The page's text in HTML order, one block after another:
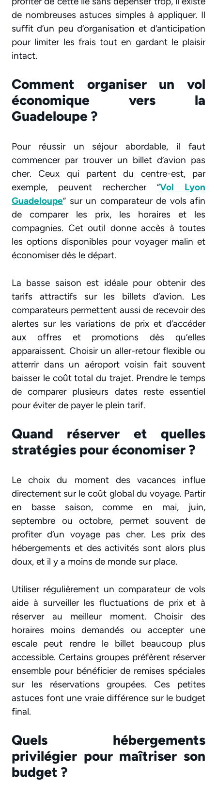
de nombreuses astuces simples à appliquer. Il
suffit d’un peu d’organisation et d’anticipation
pour limiter les frais tout en gardant le plaisir
intact.
Comment organiser un vol
économique vers la
Guadeloupe ?
Pour réussir un séjour abordable, il faut
commencer par trouver un billet d’avion pas
cher. Ceux qui partent du centre-est, par
exemple, peuvent rechercher “Vol Lyon
Guadeloupe” sur un comparateur de vols afin
de comparer les prix, les horaires et les
compagnies. Cet outil donne accès à toutes
les options disponibles pour voyager malin et
économiser dès le départ.
La basse saison est idéale pour obtenir des
tarifs attractifs sur les billets d’avion. Les
comparateurs permettent aussi de recevoir des
alertes sur les variations de prix et d’accéder
aux offres et promotions dès qu’elles
apparaissent. Choisir un aller-retour flexible ou
atterrir dans un aéroport voisin fait souvent
baisser le coût total du trajet. Prendre le temps
de comparer plusieurs dates reste essentiel
pour éviter de payer le plein tarif.
Quand réserver et quelles
stratégies pour économiser ?
Le choix du moment des vacances influe
directement sur le coût global du voyage. Partir
en basse saison, comme en mai, juin,
septembre ou octobre, permet souvent de
profiter d’un voyage pas cher. Les prix des
hébergements et des activités sont alors plus
doux, et il y a moins de monde sur place.
Utiliser régulièrement un comparateur de vols
aide à surveiller les fluctuations de prix et à
réserver au meilleur moment. Choisir des
horaires moins demandés ou accepter une
escale peut rendre le billet beaucoup plus
accessible. Certains groupes préfèrent réserver
ensemble pour bénéficier de remises spéciales
sur les réservations groupées. Ces petites
astuces font une vraie différence sur le budget
final.
Quels hébergements
privilégier pour maîtriser son
budget ?